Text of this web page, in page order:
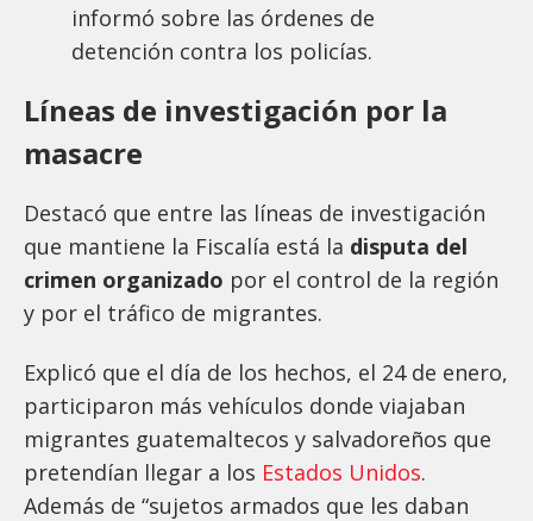
informó sobre las órdenes de
detención contra los policías.
Líneas de investigación por la
masacre
Destacó que entre las líneas de investigación
que mantiene la Fiscalía está la disputa del
crimen organizado por el control de la región
y por el tráfico de migrantes.
Explicó que el día de los hechos, el 24 de enero,
participaron más vehículos donde viajaban
migrantes guatemaltecos y salvadoreños que
pretendían llegar a los Estados Unidos.
Además de “sujetos armados que les daban